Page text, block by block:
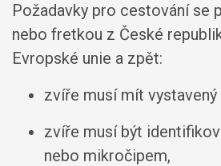
Požadavky pro cestování se
nebo fretkou z České
Evropské unie a zpět:
zvíře musí mít vystavený
zvíře musí být
nebo mikročipem,